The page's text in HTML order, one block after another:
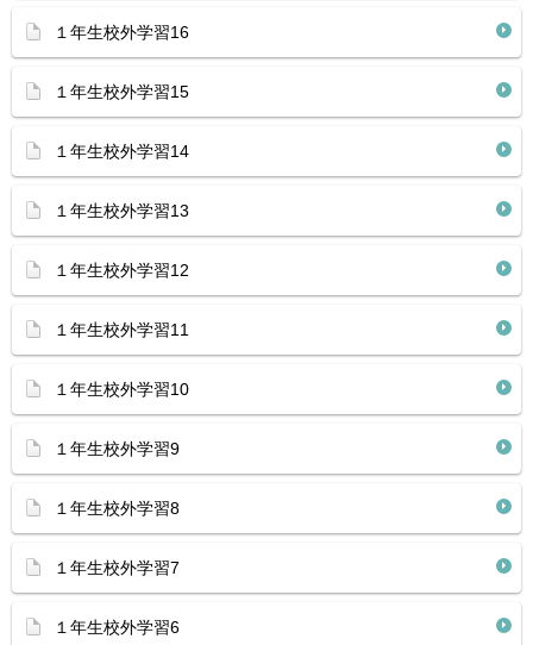
１年生校外学習16
１年生校外学習15
１年生校外学習14
１年生校外学習13
１年生校外学習12
１年生校外学習11
１年生校外学習10
１年生校外学習9
１年生校外学習8
１年生校外学習7
１年生校外学習6